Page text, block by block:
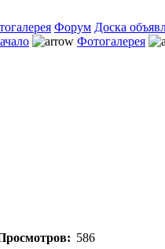
Форум Доска
Фотогалерея
586